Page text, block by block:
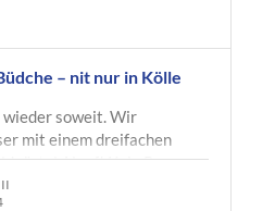
– nit nur in Kölle
soweit. Wir
mit einem dreifachen
Alaaf! Kein Regen
diversen…